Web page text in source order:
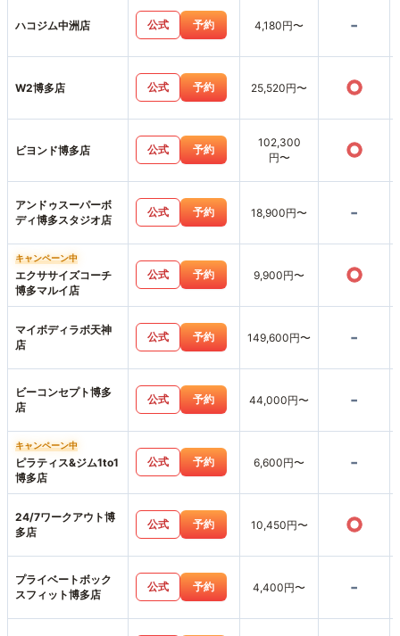
ハコジム中洲店 公式 予約 4,180円〜 -
W2博多店 公式 予約 25,520円〜 ○
ビヨンド博多店 公式 予約
102,300
円〜
○
アンドゥスーパーボ
ディ博多スタジオ店
公式 予約 18,900円〜 -
キャンペーン中
エクササイズコーチ
博多マルイ店
公式 予約 9,900円〜 ○
マイボディラボ天神
店
公式 予約 149,600円〜 -
ビーコンセプト博多
店
公式 予約 44,000円〜 -
キャンペーン中
ピラティス&ジム1to1
博多店
公式 予約 6,600円〜 -
24/7ワークアウト博
多店
公式 予約 10,450円〜 ○
プライベートボック
スフィット博多店
公式 予約 4,400円〜 -